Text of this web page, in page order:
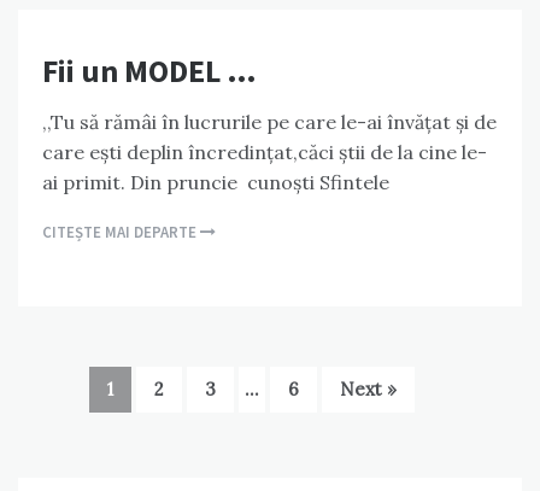
Fii un MODEL …
,,Tu să rămâi în lucrurile pe care le-ai învățat și de
care ești deplin încredințat,căci știi de la cine le-
ai primit. Din pruncie cunoști Sfintele
CITEȘTE MAI DEPARTE
1 2 3 … 6 Next »